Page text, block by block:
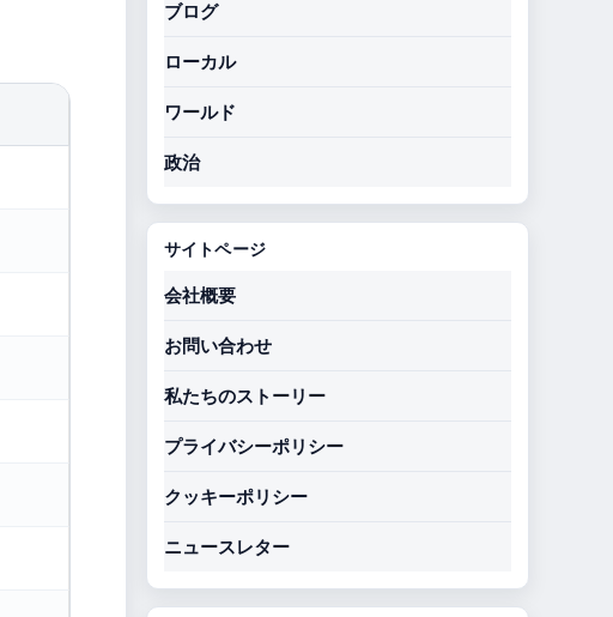
ブログ
ローカル
ワールド
政治
サイトページ
会社概要
お問い合わせ
私たちのストーリー
プライバシーポリシー
クッキーポリシー
ニュースレター